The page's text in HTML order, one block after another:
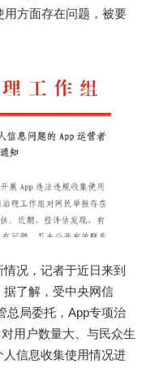
用方面存在问题，被要
况，记者于近日来到
了解，受中央网信
总局委托，App专项治
用户数量大、与民众生
信息收集使用情况进